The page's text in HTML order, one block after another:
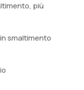
più
smaltimento